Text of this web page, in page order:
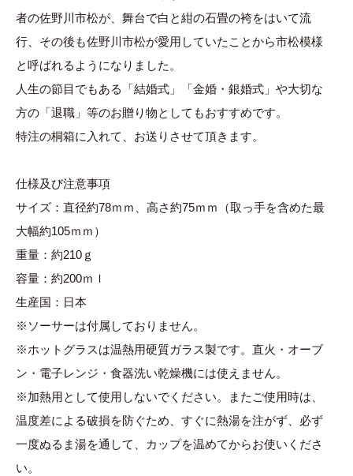
者の佐野川市松が、舞台で白と紺の石畳の袴をはいて流
行、その後も佐野川市松が愛用していたことから市松模様
と呼ばれるようになりました。
人生の節目でもある「結婚式」「金婚・銀婚式」や大切な
方の「退職」等のお贈り物としてもおすすめです。
特注の桐箱に入れて、お送りさせて頂きます。
仕様及び注意事項
サイズ：直径約78ｍｍ、高さ約75ｍｍ（取っ手を含めた最
大幅約105ｍｍ）
重量：約210ｇ
容量：約200ｍｌ
生産国：日本
※ソーサーは付属しておりません。
※ホットグラスは温熱用硬質ガラス製です。直火・オーブ
ン・電子レンジ・食器洗い乾燥機には使えません。
※加熱用として使用しないでください。またご使用時は、
温度差による破損を防ぐため、すぐに熱湯を注がず、必ず
一度ぬるま湯を通して、カップを温めてからお使いくださ
い。